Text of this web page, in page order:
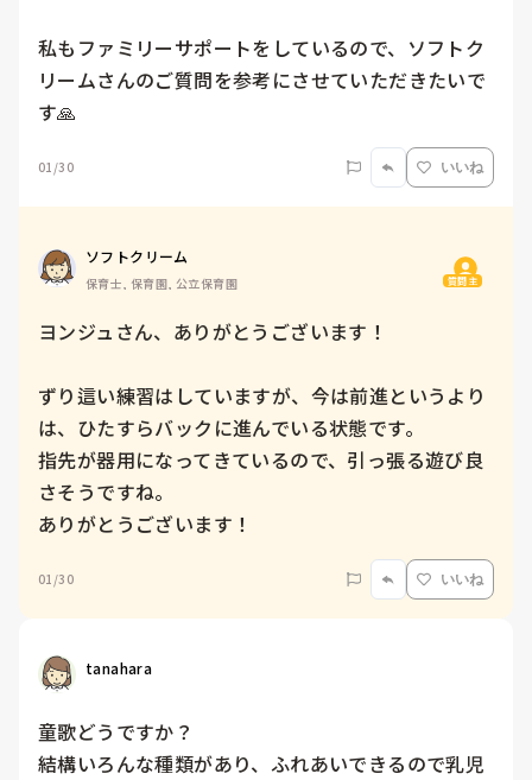
私もファミリーサポートをしているので、ソフトク
リームさんのご質問を参考にさせていただきたいで
す🙏
01/30 いいね
ソフトクリーム
保育士, 保育園, 公立保育園 質問主
ヨンジュさん、ありがとうございます！
ずり這い練習はしていますが、今は前進というより
は、ひたすらバックに進んでいる状態です。
指先が器用になってきているので、引っ張る遊び良
さそうですね。
ありがとうございます！
01/30 いいね
tanahara
童歌どうですか？
結構いろんな種類があり、ふれあいできるので乳児